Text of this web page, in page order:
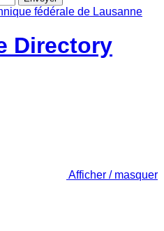
Directory
Afficher / masquer